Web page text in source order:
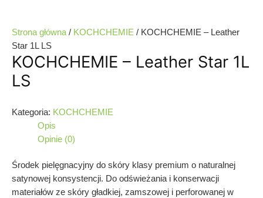
Strona główna / KOCHCHEMIE / KOCHCHEMIE – Leather
Star 1L LS
KOCHCHEMIE – Leather Star 1L
LS
Kategoria: KOCHCHEMIE
Opis
Opinie (0)
Środek pielęgnacyjny do skóry klasy premium o naturalnej
satynowej konsystencji. Do odświeżania i konserwacji
materiałów ze skóry gładkiej, zamszowej i perforowanej w